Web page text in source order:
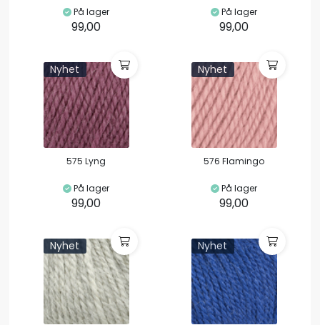
På lager
99,00
På lager
99,00
Nyhet
575 Lyng
På lager
99,00
Nyhet
576 Flamingo
På lager
99,00
Nyhet Nyhet